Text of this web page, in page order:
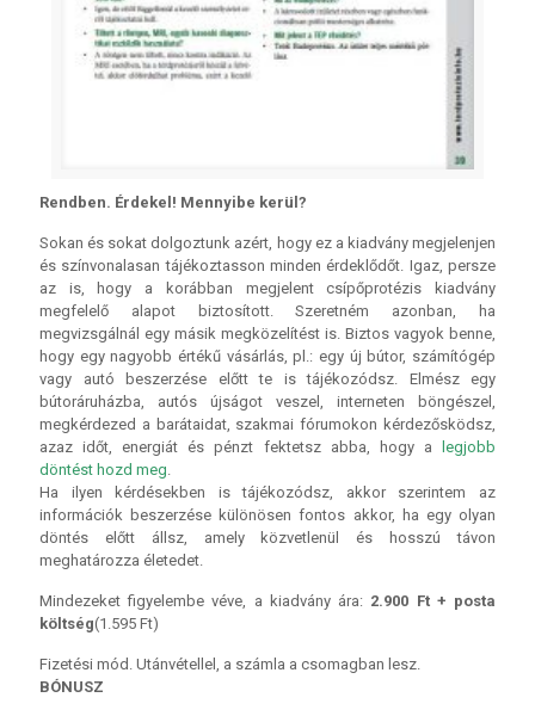
Rendben. Érdekel! Mennyibe kerül?
Sokan és sokat dolgoztunk azért, hogy ez a kiadvány megjelenjen
és színvonalasan tájékoztasson minden érdeklődőt. Igaz, persze
az is, hogy a korábban megjelent csípőprotézis kiadvány
megfelelő alapot biztosított. Szeretném azonban, ha
megvizsgálnál egy másik megközelítést is. Biztos vagyok benne,
hogy egy nagyobb értékű vásárlás, pl.: egy új bútor, számítógép
vagy autó beszerzése előtt te is tájékozódsz. Elmész egy
bútoráruházba, autós újságot veszel, interneten böngészel,
megkérdezed a barátaidat, szakmai fórumokon kérdezősködsz,
azaz időt, energiát és pénzt fektetsz abba, hogy a legjobb
döntést hozd meg
Ha ilyen kérdésekben is tájékozódsz, akkor szerintem az
információk beszerzése különösen fontos akkor, ha egy olyan
döntés előtt állsz, amely közvetlenül és hosszú távon
meghatározza életedet.
Mindezeket figyelembe véve, a kiadvány ára: 2.900 Ft+ posta
költség(1.595 Ft)
Fizetési mód. Utánvétellel, a számla a csomagban lesz.
BÓNUSZ